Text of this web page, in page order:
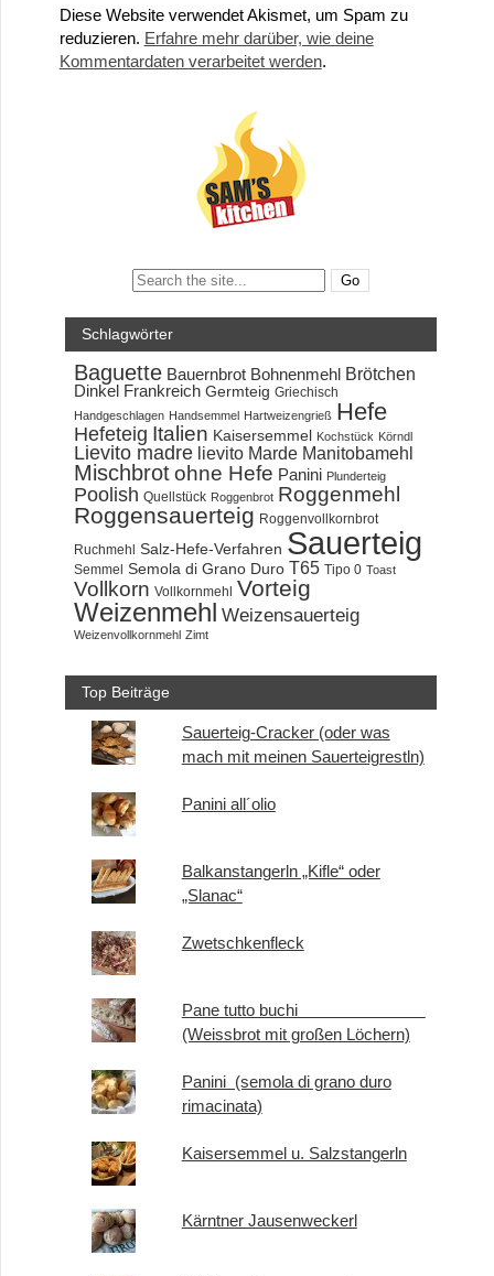
Diese Website verwendet Akismet, um Spam zu
reduzieren. Erfahre mehr darüber, wie deine
Kommentardaten verarbeitet werden.
Search:
Schlagwörter
Baguette Bauernbrot Bohnenmehl Brötchen
Dinkel Frankreich Germteig Griechisch
Handgeschlagen Handsemmel Hartweizengrieß Hefe
Hefeteig Italien Kaisersemmel Kochstück Körndl
Lievito madre lievito Marde Manitobamehl
Mischbrot ohne Hefe Panini Plunderteig
Poolish Quellstück Roggenbrot Roggenmehl
Roggensauerteig Roggenvollkornbrot
Ruchmehl Salz-Hefe-Verfahren Sauerteig
Semmel Semola di Grano Duro T65 Tipo 0 Toast
Vollkorn Vollkornmehl Vorteig
Weizenmehl Weizensauerteig
Weizenvollkornmehl Zimt
Top Beiträge
Sauerteig-Cracker (oder was
mach mit meinen Sauerteigrestln)
Panini all´olio
Balkanstangerln „Kifle“ oder
„Slanac“
Zwetschkenfleck
Pane tutto buchi
(Weissbrot mit großen Löchern)
Panini (semola di grano duro
rimacinata)
Kaisersemmel u. Salzstangerln
Kärntner Jausenweckerl